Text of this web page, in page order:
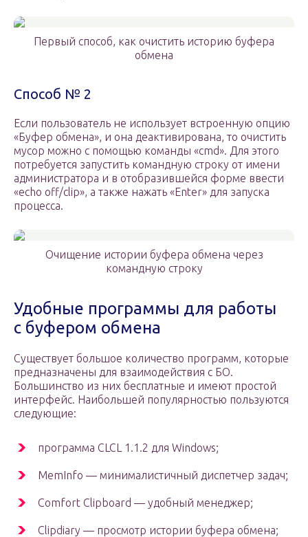
Первый способ, как очистить историю буфера
обмена
Способ № 2
Если пользователь не использует встроенную опцию
«Буфер обмена», и она деактивирована, то очистить
мусор можно с помощью команды «cmd». Для этого
потребуется запустить командную строку от имени
администратора и в отобразившейся форме ввести
«echo off/clip», а также нажать «Enter» для запуска
процесса.
Очищение истории буфера обмена через
командную строку
Удобные программы для работы
с буфером обмена
Существует большое количество программ, которые
предназначены для взаимодействия с БО.
Большинство из них бесплатные и имеют простой
интерфейс. Наибольшей популярностью пользуются
следующие:
программа CLCL 1.1.2 для Windows;
MemInfo — минималистичный диспетчер задач;
Comfort Clipboard — удобный менеджер;
Clipdiary — просмотр истории буфера обмена;